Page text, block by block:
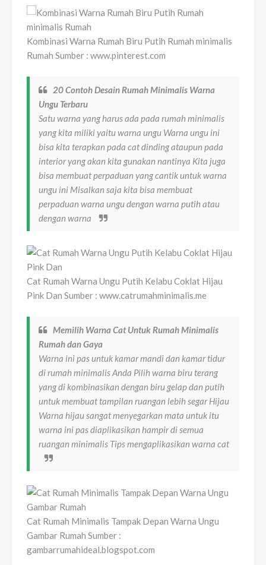
Kombinasi Warna Rumah Biru Putih Rumah minimalis
Rumah Sumber : www.pinterest.com
20 Contoh Desain Rumah Minimalis Warna
Ungu Terbaru
Satu warna yang harus ada pada rumah minimalis
yang kita miliki yaitu warna ungu Warna ungu ini
bisa kita terapkan pada cat dinding ataupun pada
interior yang akan kita gunakan nantinya Kita juga
bisa membuat perpaduan yang cantik untuk warna
ungu ini Misalkan saja kita bisa membuat
perpaduan warna ungu dengan warna putih atau
dengan warna
Cat Rumah Warna Ungu Putih Kelabu Coklat Hijau
Pink Dan Sumber : www.catrumahminimalis.me
Memilih Warna Cat Untuk Rumah Minimalis
Rumah dan Gaya
Warna ini pas untuk kamar mandi dan kamar tidur
di rumah minimalis Anda Pilih warna biru terang
yang di kombinasikan dengan biru gelap dan putih
untuk membuat tampilan ruangan lebih segar Hijau
Warna hijau sangat menyegarkan mata untuk itu
warna ini pas diaplikasikan hampir di semua
ruangan minimalis Tips mengaplikasikan warna cat
Cat Rumah Minimalis Tampak Depan Warna Ungu
Gambar Rumah Sumber :
gambarrumahideal.blogspot.com